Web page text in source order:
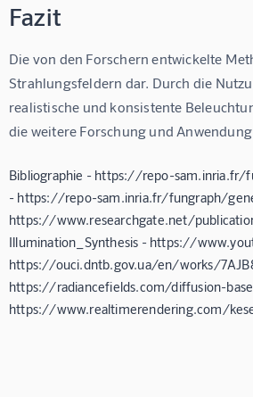
Fazit
Die von den Forschern entwickelte
Strahlungsfeldern dar. Durch die
realistische und konsistente
die weitere Forschung und
Bibliographie - https://repo-
- https://repo-sam.inria.fr/fungraph/
https://www.researchgate.net/
Illumination_Synthesis - https://
https://ouci.dntb.gov.ua/en/works/
https://radiancefields.com/diffusion-
https://www.realtimerendering.com/